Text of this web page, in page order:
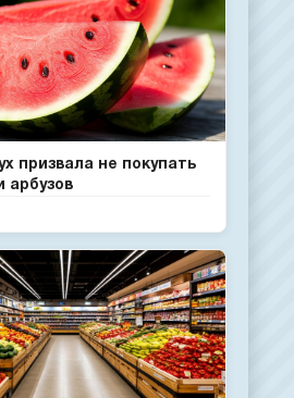
призвала не покупать
арбузов